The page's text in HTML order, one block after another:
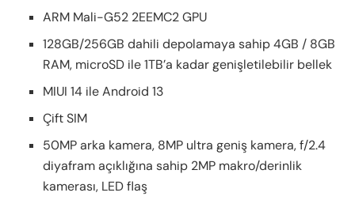
ARM Mali-G52 2EEMC2 GPU
128GB/256GB dahili depolamaya sahip 4GB / 8GB
RAM, microSD ile 1TB’a kadar genişletilebilir bellek
MIUI 14 ile Android 13
Çift SIM
50MP arka kamera, 8MP ultra geniş kamera, f/2.4
diyafram açıklığına sahip 2MP makro/derinlik
kamerası, LED flaş